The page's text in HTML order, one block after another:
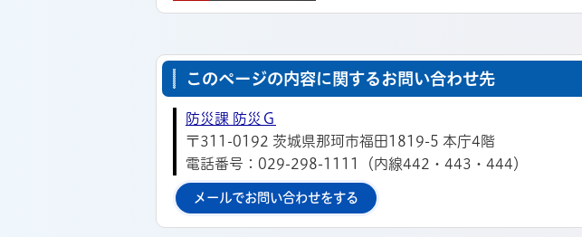
このページの内容に関するお問い合わせ先
防災課 防災Ｇ
〒311-0192 茨城県那珂市福田1819-5 本庁4階
電話番号：029-298-1111（内線442・443・444）
メールでお問い合わせをする